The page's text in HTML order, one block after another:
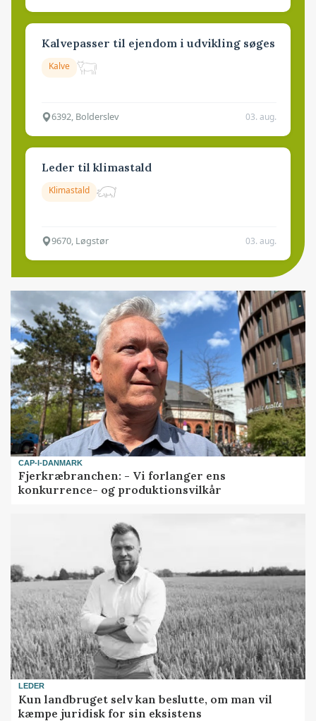
Kalvepasser til ejendom i udvikling søges
Kalve
6392, Bolderslev 03. aug.
Leder til klimastald
Klimastald
9670, Løgstør 03. aug.
CAP-I-DANMARK
Fjerkræbranchen: - Vi forlanger ens
konkurrence- og produktionsvilkår
LEDER
Kun landbruget selv kan beslutte, om man vil
kæmpe juridisk for sin eksistens